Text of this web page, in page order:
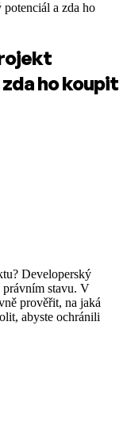
a zda ho
ho koupit
Developerský
právním stavu. V
prověřit, na jaká
abyste ochránili